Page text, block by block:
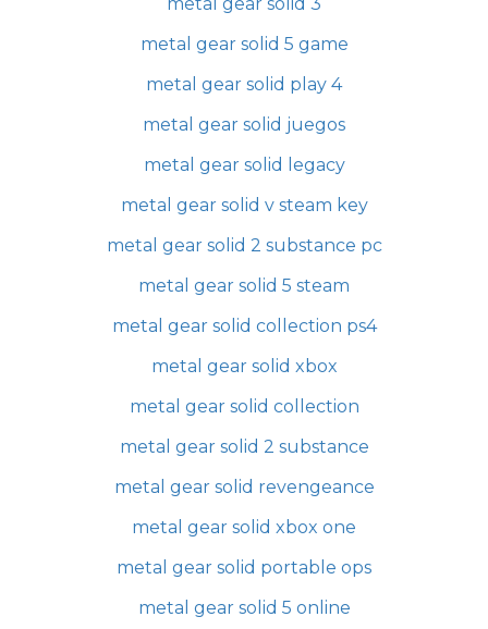
metal gear solid 5 game
metal gear solid play 4
metal gear solid juegos
metal gear solid legacy
metal gear solid v steam key
metal gear solid 2 substance pc
metal gear solid 5 steam
metal gear solid collection ps4
metal gear solid xbox
metal gear solid collection
metal gear solid 2 substance
metal gear solid revengeance
metal gear solid xbox one
metal gear solid portable ops
metal gear solid 5 online